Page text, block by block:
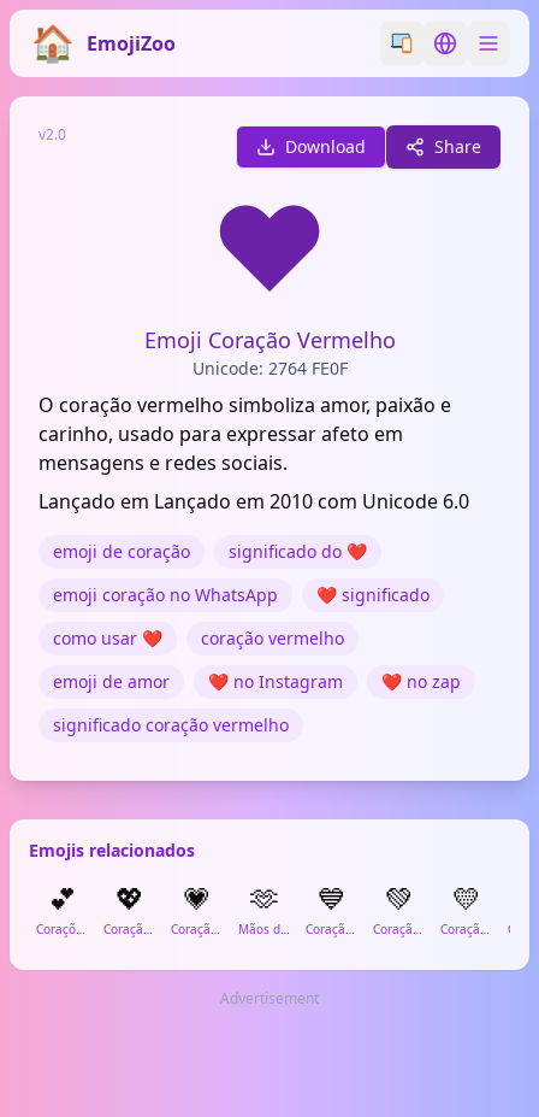
EmojiZoo Switch emoji
Switch
v2.0
Download Share
❤️
Emoji Coração Vermelho
Unicode: 2764 FE0F
O coração vermelho simboliza amor, paixão e
carinho, usado para expressar afeto em
mensagens e redes sociais.
Lançado em Lançado em 2010 com Unicode 6.0
emoji de coração
significado do ❤️
emoji coração no WhatsApp
❤️ significado
como usar ❤️
coração vermelho
emoji de amor
❤️ no Instagram
❤️ no zap
significado coração vermelho
Emojis relacionados
💕
Corações Duplos
💖
Coração Brilhante
💗
Coração Crescente
🫶
Mãos de Coração
💙
Coração Azul
💚
Coração Verde
💛
Coração Amarelo
Advertisement